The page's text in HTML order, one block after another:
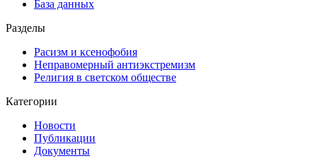
База данных
Разделы
Расизм и ксенофобия
Неправомерный антиэкстремизм
Религия в светском обществе
Категории
Новости
Публикации
Документы